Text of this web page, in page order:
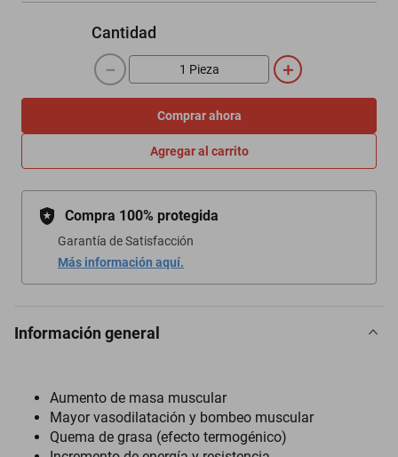
Cantidad
＋
－
Comprar ahora
Agregar al carrito
Compra 100% protegida
Garantía de Satisfacción
Más información aquí.
Información general
Aumento de masa muscular
Mayor vasodilatación y bombeo muscular
Quema de grasa (efecto termogénico)